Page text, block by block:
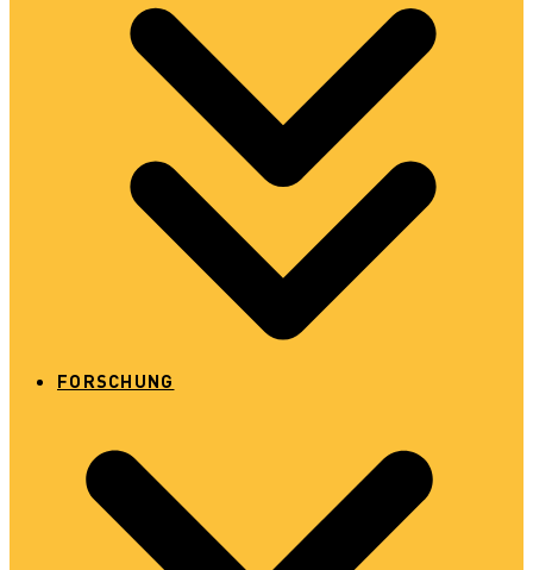
FORSCHUNG